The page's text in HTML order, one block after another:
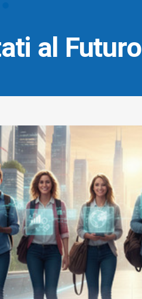
al Futuro